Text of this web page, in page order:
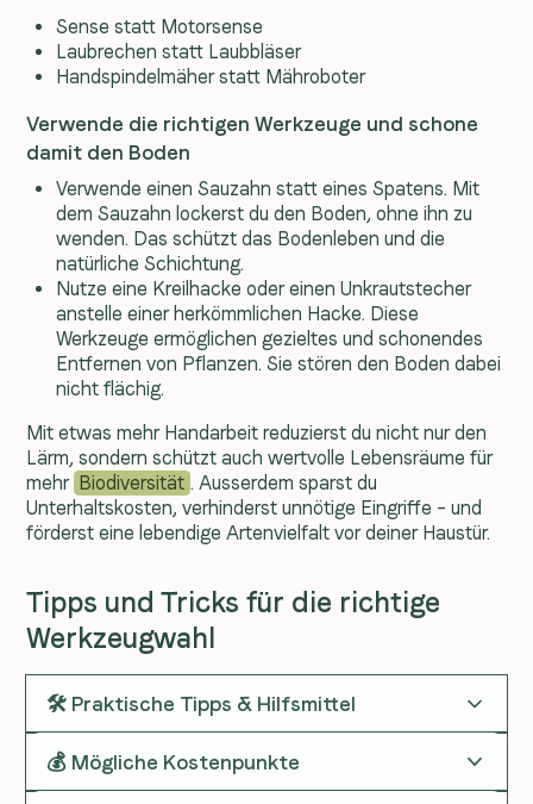
Sense statt Motorsense
Laubrechen statt Laubbläser
Handspindelmäher statt Mähroboter
Verwende die richtigen Werkzeuge und schone
damit den Boden
Verwende einen Sauzahn statt eines Spatens. Mit
dem Sauzahn lockerst du den Boden, ohne ihn zu
wenden. Das schützt das Bodenleben und die
natürliche Schichtung.
Nutze eine Kreilhacke oder einen Unkrautstecher
anstelle einer herkömmlichen Hacke. Diese
Werkzeuge ermöglichen gezieltes und schonendes
Entfernen von Pflanzen. Sie stören den Boden dabei
nicht flächig.
Mit etwas mehr Handarbeit reduzierst du nicht nur den
Lärm, sondern schützt auch wertvolle Lebensräume für
mehr Biodiversität . Ausserdem sparst du
Unterhaltskosten, verhinderst unnötige Eingriffe – und
förderst eine lebendige Artenvielfalt vor deiner Haustür.
Tipps und Tricks für die richtige
Werkzeugwahl
🛠️ Praktische Tipps & Hilfsmittel
💰 Mögliche Kostenpunkte